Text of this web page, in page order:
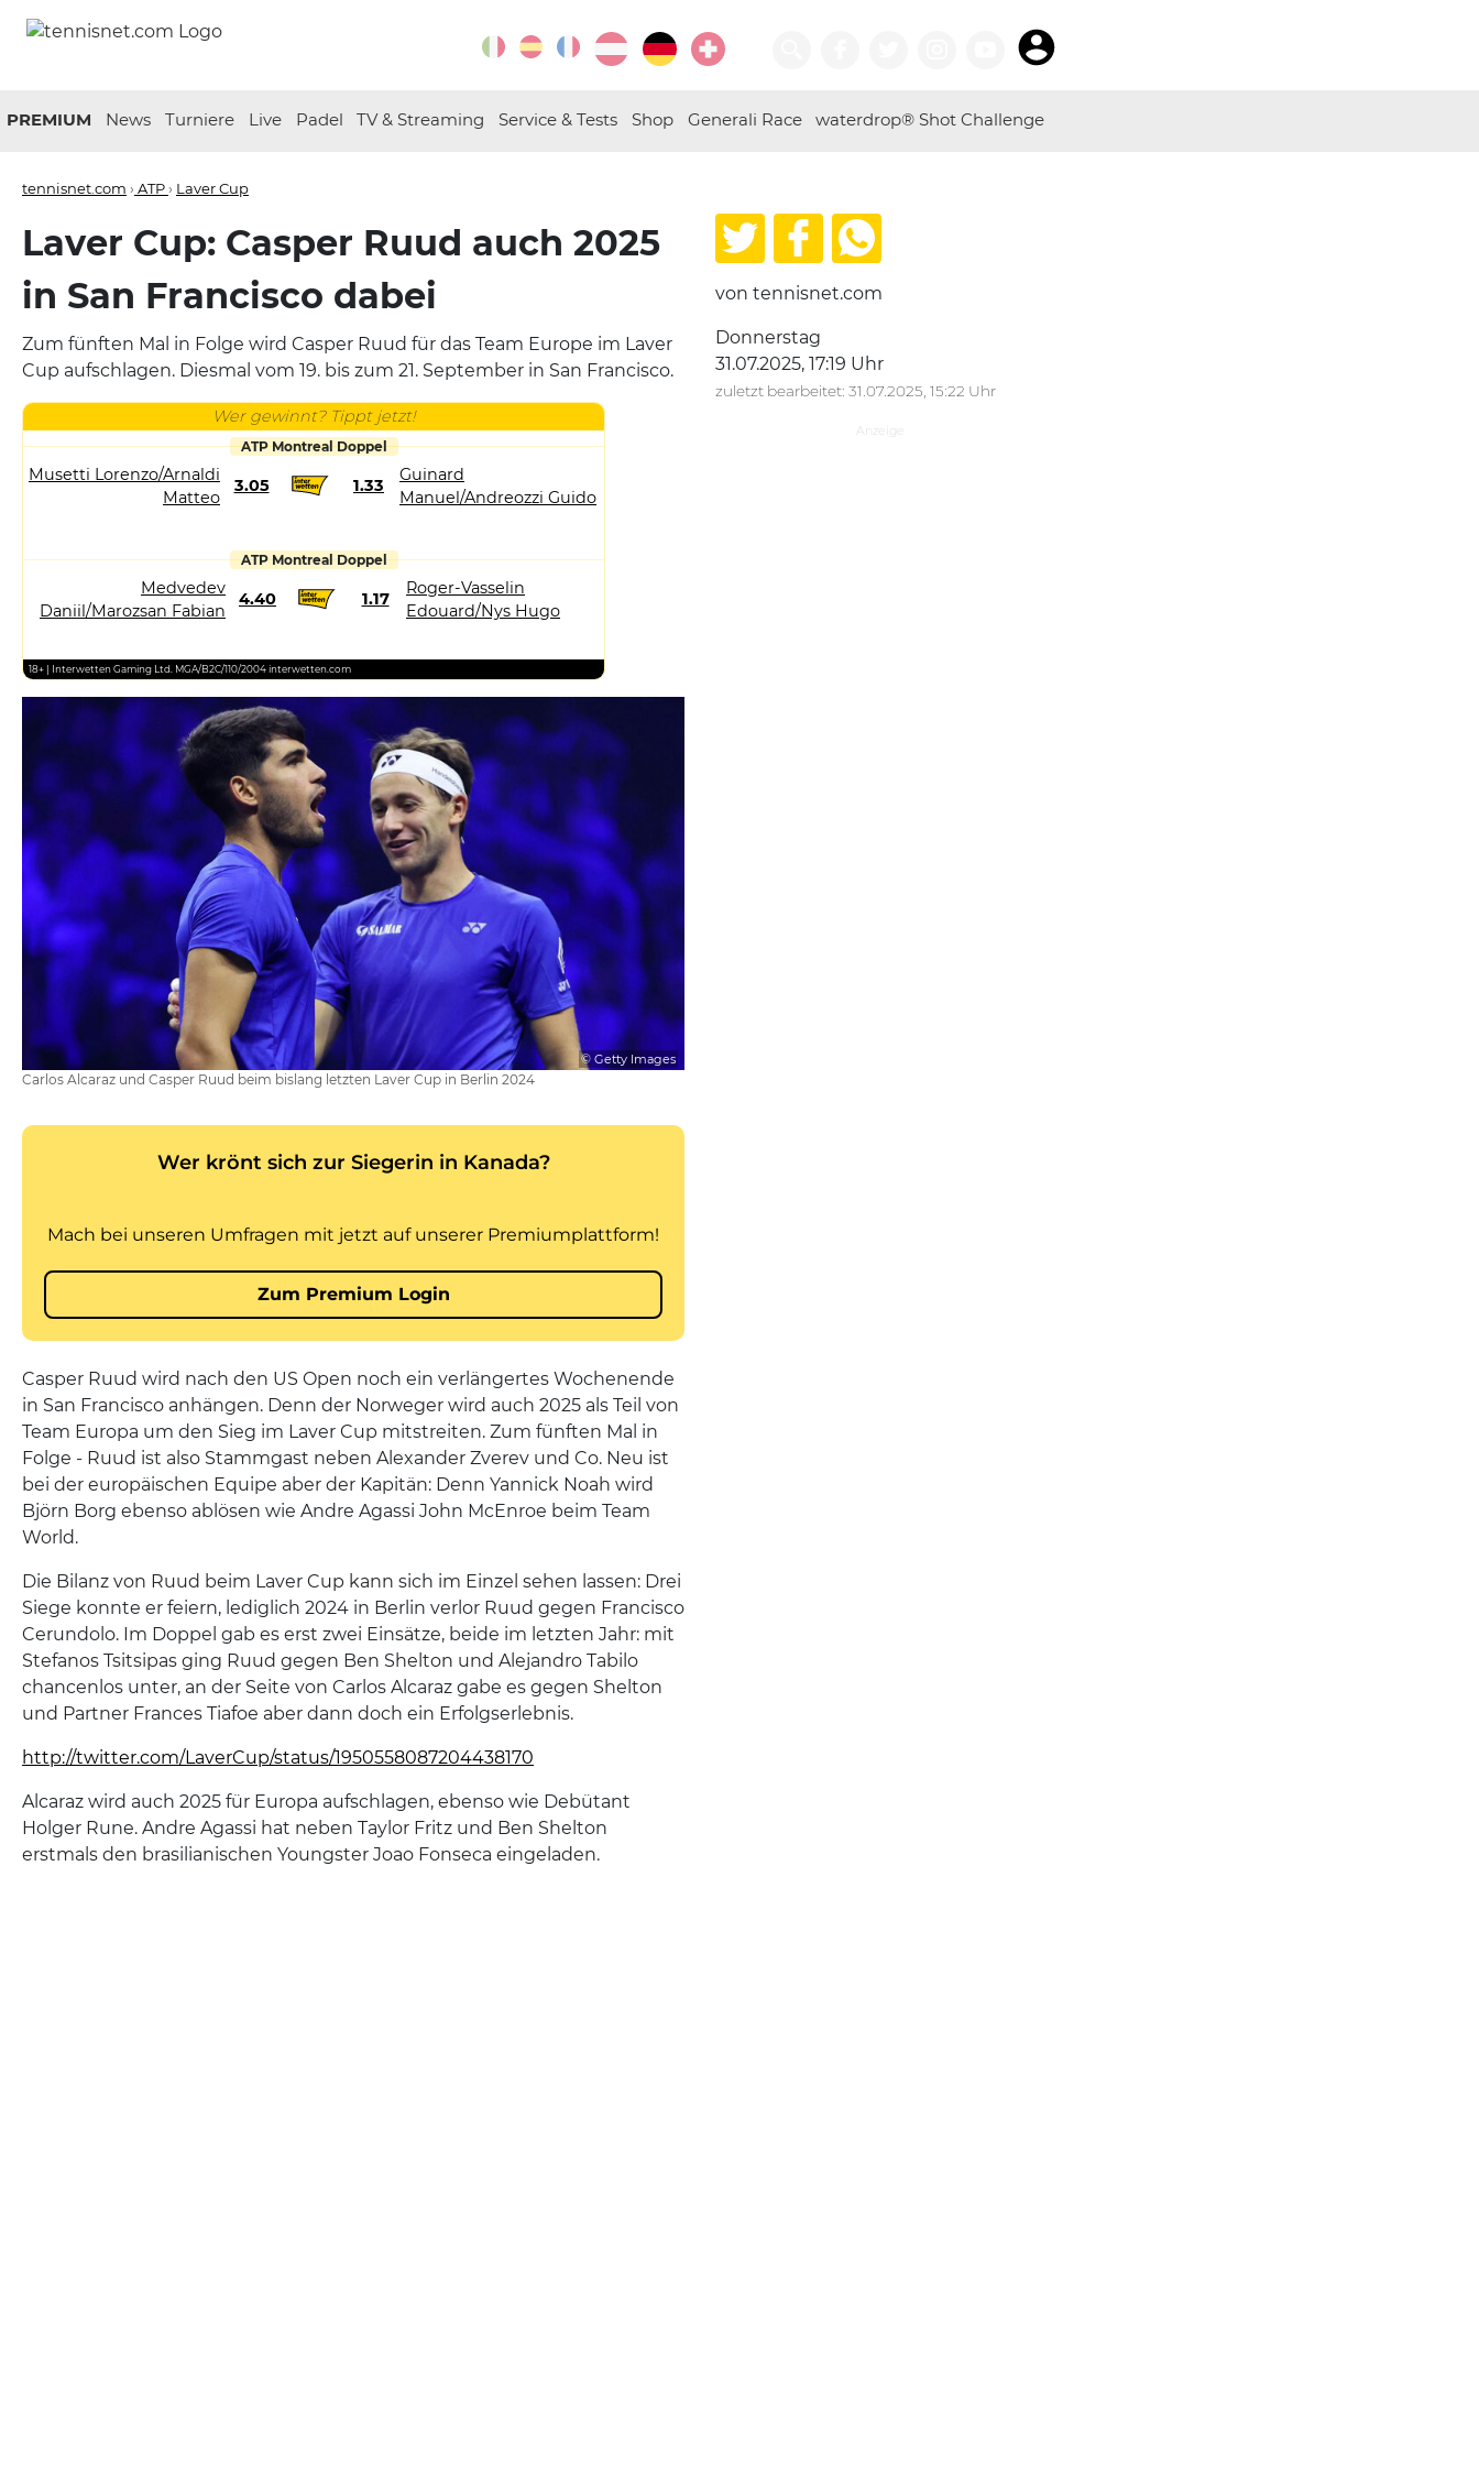
PREMIUM News Turniere Live Padel TV & Streaming Service & Tests Shop Generali Race waterdrop® Shot Challenge
tennisnet.com › ATP› Laver Cup
Laver Cup: Casper Ruud auch 2025
in San Francisco dabei
Zum fünften Mal in Folge wird Casper Ruud für das Team Europe im Laver
Cup aufschlagen. Diesmal vom 19. bis zum 21. September in San Francisco.
Wer gewinnt? Tippt jetzt!
ATP Montreal Doppel
Musetti Lorenzo/Arnaldi
Matteo
3.05 1.33
Guinard
Manuel/Andreozzi Guido
ATP Montreal Doppel
Medvedev
Daniil/Marozsan Fabian
4.40 1.17
Roger-Vasselin
Edouard/Nys Hugo
18+ | Interwetten Gaming Ltd. MGA/B2C/110/2004 interwetten.com
© Getty Images
Carlos Alcaraz und Casper Ruud beim bislang letzten Laver Cup in Berlin 2024
Casper Ruud wird nach den US Open noch ein verlängertes Wochenende
in San Francisco anhängen. Denn der Norweger wird auch 2025 als Teil von
Team Europa um den Sieg im Laver Cup mitstreiten. Zum fünften Mal in
Folge - Ruud ist also Stammgast neben Alexander Zverev und Co. Neu ist
bei der europäischen Equipe aber der Kapitän: Denn Yannick Noah wird
Björn Borg ebenso ablösen wie Andre Agassi John McEnroe beim Team
World.
Die Bilanz von Ruud beim Laver Cup kann sich im Einzel sehen lassen: Drei
Siege konnte er feiern, lediglich 2024 in Berlin verlor Ruud gegen Francisco
Cerundolo. Im Doppel gab es erst zwei Einsätze, beide im letzten Jahr: mit
Stefanos Tsitsipas ging Ruud gegen Ben Shelton und Alejandro Tabilo
chancenlos unter, an der Seite von Carlos Alcaraz gabe es gegen Shelton
und Partner Frances Tiafoe aber dann doch ein Erfolgserlebnis.
http://twitter.com/LaverCup/status/1950558087204438170
Alcaraz wird auch 2025 für Europa aufschlagen, ebenso wie Debütant
Holger Rune. Andre Agassi hat neben Taylor Fritz und Ben Shelton
erstmals den brasilianischen Youngster Joao Fonseca eingeladen.
von tennisnet.com
Donnerstag
31.07.2025, 17:19 Uhr
zuletzt bearbeitet: 31.07.2025, 15:22 Uhr